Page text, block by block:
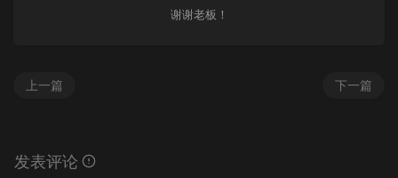
谢谢老板！
下一篇
上一篇
发表评论